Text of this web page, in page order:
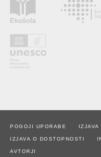
POGOJI UPORABE IZJAVA
IZJAVA O DOSTOPNOSTI
AVTORJI